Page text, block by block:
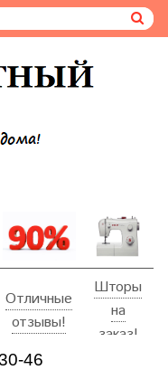
Отличные
отзывы!
Шторы
на
заказ!
46